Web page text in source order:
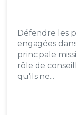
Défendre les
engagées
principale
rôle de
qu'ils ne...